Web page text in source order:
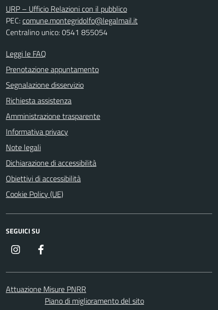
URP – Ufficio Relazioni con il pubblico
PEC:comune.montegridolfo@legalmail.it
Centralino unico: 0541 855054
Leggi le FAQ
Prenotazione appuntamento
Segnalazione disservizio
Richiesta assistenza
Amministrazione trasparente
Informativa privacy
Note legali
Dichiarazione di accessibilità
Obiettivi di accessibilità
Cookie Policy (UE)
SEGUICI SU
Instagram
Attuazione Misure PNRR
Piano di miglioramento del sito